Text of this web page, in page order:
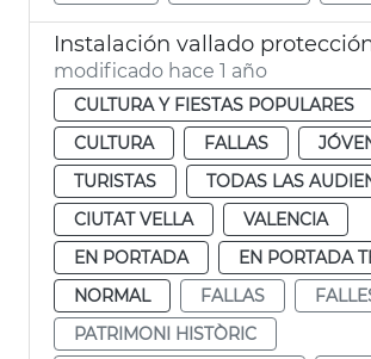
modificado hace 1 año
CULTURA Y FIESTAS POPULARES
CULTURA
FALLAS
TURISTAS
TODAS LAS
CIUTAT VELLA
VALENCIA
EN PORTADA
EN PORTADA
NORMAL
FALLAS
PATRIMONI HISTÒRIC